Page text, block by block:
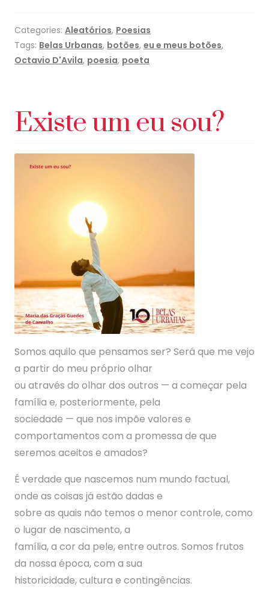
Categories: Aleatórios, Poesias
Tags: Belas Urbanas, botões, eu e meus botões,
Octavio D'Avila, poesia, poeta
Existe um eu sou?
Somos aquilo que pensamos ser? Será que me vejo
a partir do meu próprio olhar
ou através do olhar dos outros — a começar pela
família e, posteriormente, pela
sociedade — que nos impõe valores e
comportamentos com a promessa de que
seremos aceitos e amados?
É verdade que nascemos num mundo factual,
onde as coisas já estão dadas e
sobre as quais não temos o menor controle, como
o lugar de nascimento, a
família, a cor da pele, entre outros. Somos frutos
da nossa época, com a sua
historicidade, cultura e contingências.